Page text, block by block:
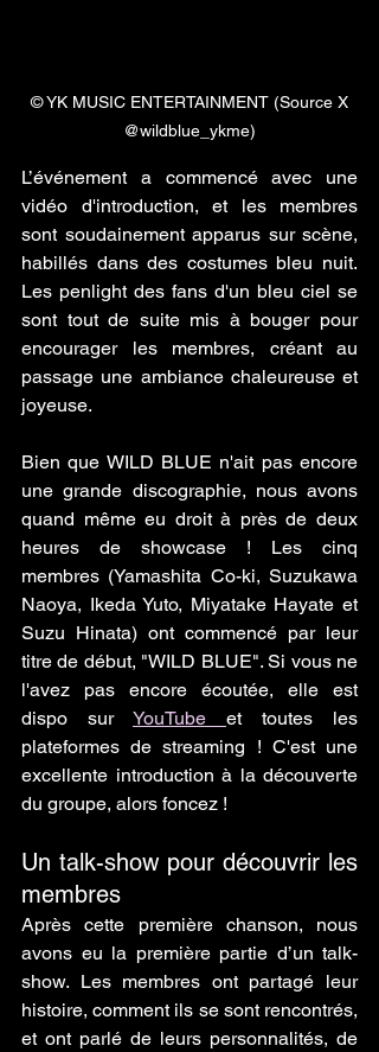
© YK MUSIC ENTERTAINMENT (Source X
@wildblue_ykme)
L’événement a commencé avec une
vidéo d'introduction, et les membres
sont soudainement apparus sur scène,
habillés dans des costumes bleu nuit.
Les penlight des fans d'un bleu ciel se
sont tout de suite mis à bouger pour
encourager les membres, créant au
passage une ambiance chaleureuse et
joyeuse.
Bien que WILD BLUE n'ait pas encore
une grande discographie, nous avons
quand même eu droit à près de deux
heures de showcase ! Les cinq
membres (Yamashita Co-ki, Suzukawa
Naoya, Ikeda Yuto, Miyatake Hayate et
Suzu Hinata) ont commencé par leur
titre de début, "WILD BLUE". Si vous ne
l'avez pas encore écoutée, elle est
dispo sur YouTube et toutes les
plateformes de streaming ! C'est une
excellente introduction à la découverte
du groupe, alors foncez !
Un talk-show pour découvrir les
membres
Après cette première chanson, nous
avons eu la première partie d’un talk-
show. Les membres ont partagé leur
histoire, comment ils se sont rencontrés,
et ont parlé de leurs personnalités, de